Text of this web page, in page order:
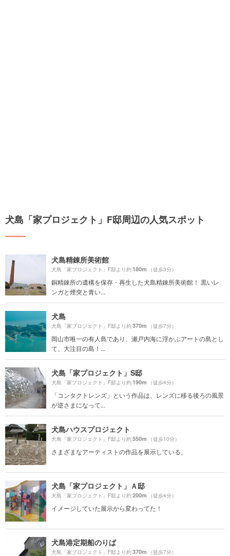
犬島「家プロジェクト」F邸周辺の人気スポット
犬島精錬所美術館
犬島「家プロジェクト」F邸より約180m （徒歩3分）
銅精錬所の遺構を保存・再生した犬島精錬所美術館！ 黒いレ
ンガと煙突と青い...
犬島
犬島「家プロジェクト」F邸より約370m （徒歩7分）
岡山市唯一の有人島であり、瀬戸内海に浮かぶアートの島とし
て、大注目の島！...
犬島「家プロジェクト」S邸
犬島「家プロジェクト」F邸より約190m （徒歩4分）
「コンタクトレンズ」という作品は、レンズに移る後ろの風景
が逆さまになって...
犬島ハウスプロジェクト
犬島「家プロジェクト」F邸より約550m （徒歩10分）
さまざまなアーティストの作品を展示している。
犬島「家プロジェクト」Ａ邸
犬島「家プロジェクト」F邸より約200m （徒歩4分）
イメージしていた展示から変わってた！
犬島港定期船のりば
犬島「家プロジェクト」F邸より約370m （徒歩7分）